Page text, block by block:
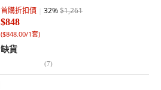
首購折扣價 32%$1,261
$848
($848.00/1套)
缺貨
(7)